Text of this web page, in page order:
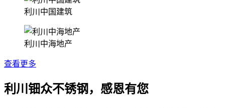
利川中国建筑
利川中海地产
查看更多
利川钿众不锈钢，感恩有您